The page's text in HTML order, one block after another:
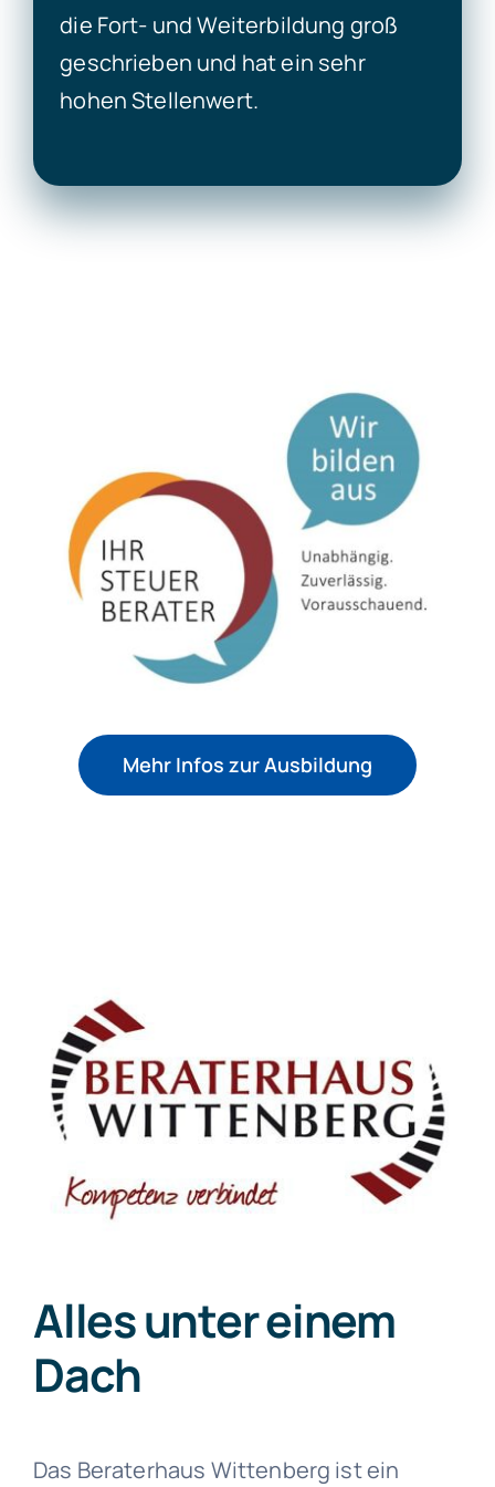
die Fort- und Weiterbildung groß
geschrieben und hat ein sehr
hohen Stellenwert.
Mehr Infos zur Ausbildung
Alles unter einem
Dach
Das Beraterhaus Wittenberg ist ein